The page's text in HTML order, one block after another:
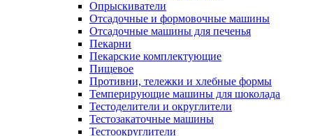
Опрыскиватели
Отсадочные и формовочные машины
Отсадочные машины для печенья
Пекарни
Пекарские комплектующие
Пищевое
Противни, тележки и хлебные формы
Темперирующие машины для шоколада
Тестоделители и округлители
Тестозакаточные машины
Тестоокруглители